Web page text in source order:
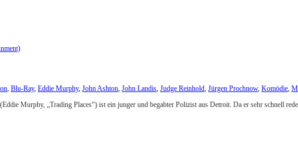
, Blu-Ray, Eddie Murphy, John Ashton, John Landis, Judge Reinhold, Jürgen Prochnow, Komödie,
Murphy, „Trading Places“) ist ein junger und begabter Polizist aus Detroit. Da er sehr schnell